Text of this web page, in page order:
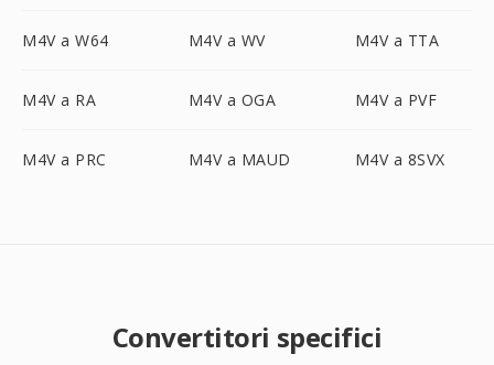
M4V a W64 M4V a WV M4V a TTA
M4V a RA M4V a OGA M4V a PVF
M4V a PRC M4V a MAUD M4V a 8SVX
Convertitori specifici